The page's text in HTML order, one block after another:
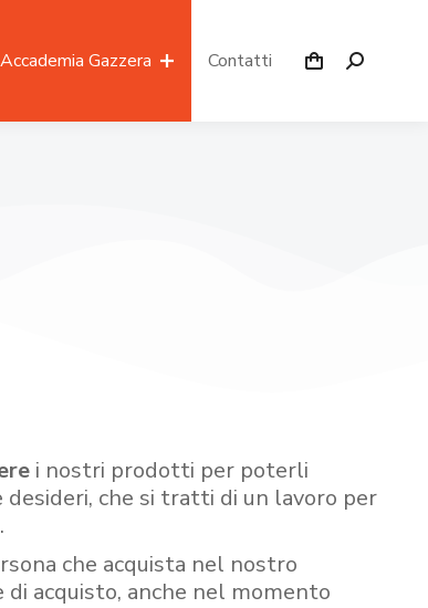
Accademia Gazzera Contatti
i nostri prodotti per poterli
che si tratti di un lavoro per
che acquista nel nostro
acquisto, anche nel momento